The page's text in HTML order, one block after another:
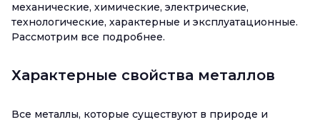
механические, химические, электрические,
технологические, характерные и эксплуатационные.
Рассмотрим все подробнее.
Характерные свойства металлов
Все металлы, которые существуют в природе и